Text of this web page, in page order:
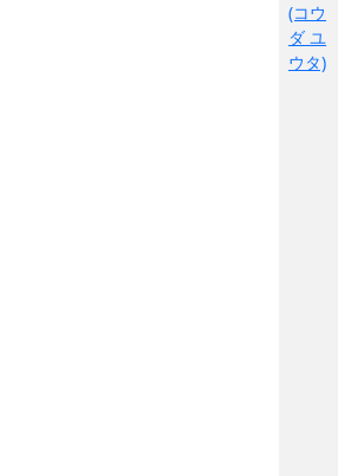
(コウ
ダ ユ
ウタ)